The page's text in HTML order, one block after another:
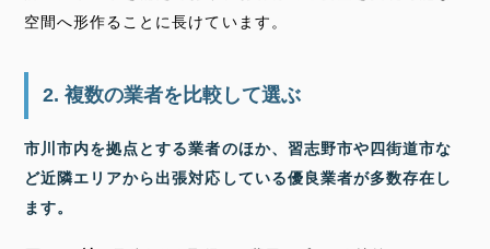
空間へ形作ることに長けています。
2. 複数の業者を比較して選ぶ
市川市内を拠点とする業者のほか、習志野市や四街道市な
ど近隣エリアから出張対応している優良業者が多数存在し
ます。